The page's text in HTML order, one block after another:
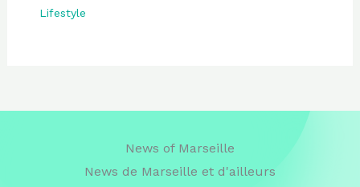
Lifestyle
News of Marseille
News de Marseille et d'ailleurs